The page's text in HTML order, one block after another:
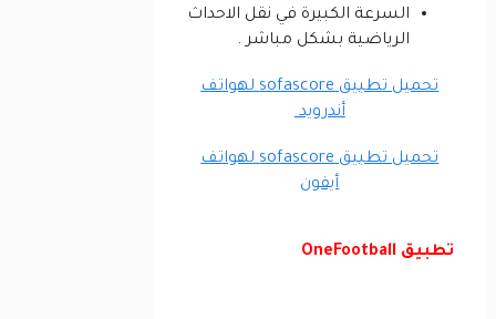
السرعة الكبيرة في نقل الاحداث
الرياضية بشكل مباشر .
تحميل تطبيق sofascore لهواتف
أندرويد
تحميل تطبيق sofascore لهواتف
أيفون
تطبيق OneFootball